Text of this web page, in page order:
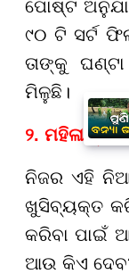
ପୋଷ୍ଟ
୯୦ ଟି ସର୍ଟ
ତାଙ୍କୁ
ମିଳୁଛି।
୨. ମହିଳାଙ୍କ
ନିଜର ଏହି
ଖୁସିବ୍ୟକ୍ତ
କରିବା ପାଇଁ
ଆଉ କିଏ